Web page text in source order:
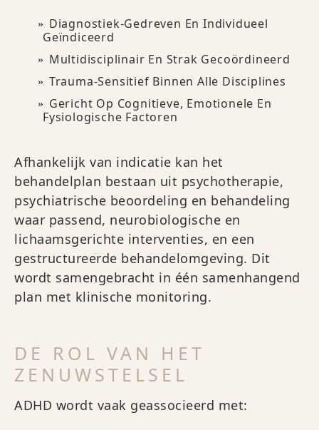
Diagnostiek-Gedreven En Individueel
Geïndiceerd
Multidisciplinair En Strak Gecoördineerd
Trauma-Sensitief Binnen Alle Disciplines
Gericht Op Cognitieve, Emotionele En
Fysiologische Factoren
Afhankelijk van indicatie kan het
behandelplan bestaan uit psychotherapie,
psychiatrische beoordeling en behandeling
waar passend, neurobiologische en
lichaamsgerichte interventies, en een
gestructureerde behandelomgeving. Dit
wordt samengebracht in één samenhangend
plan met klinische monitoring.
DE ROL VAN HET
ZENUWSTELSEL
ADHD wordt vaak geassocieerd met: